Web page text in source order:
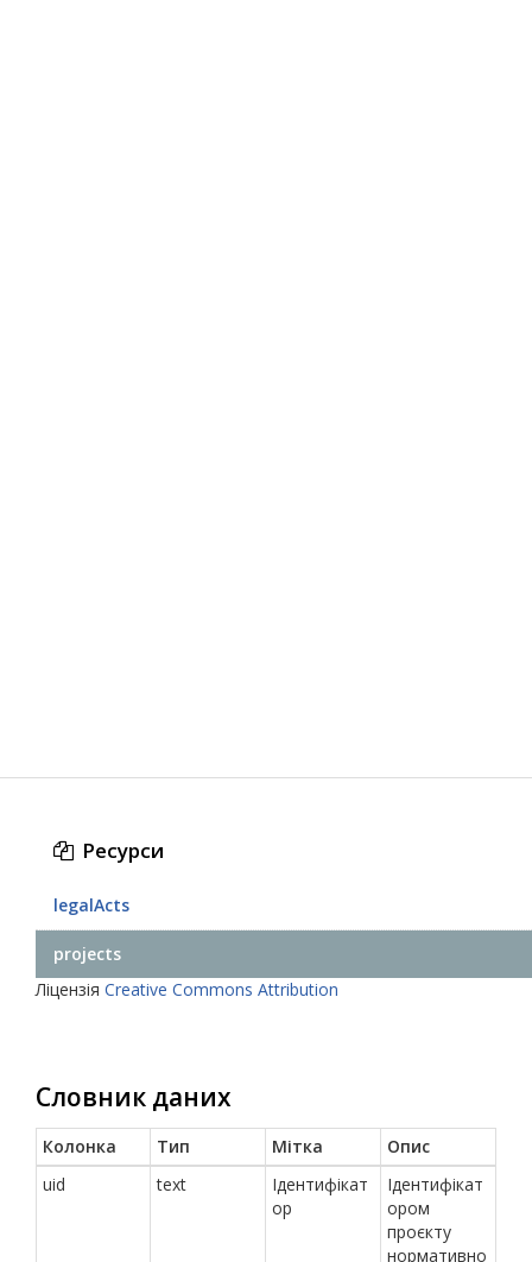
Ресурси
legalActs
projects
Ліцензія Creative Commons Attribution
Словник даних
Колонка Тип Мітка
Опис
uid
text
Ідентифікат
ор
Ідентифікат
ором
проєкту
нормативно